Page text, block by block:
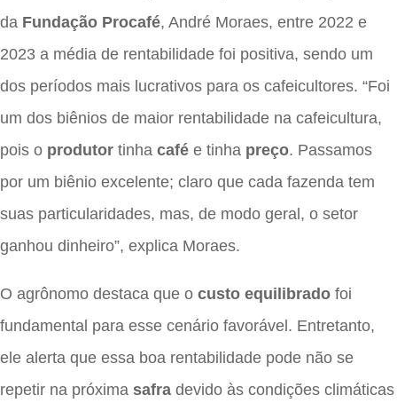
da Fundação Procafé, André Moraes, entre 2022 e
2023 a média de rentabilidade foi positiva, sendo um
dos períodos mais lucrativos para os cafeicultores. “Foi
um dos biênios de maior rentabilidade na cafeicultura,
pois o produtor tinha café e tinha preço. Passamos
por um biênio excelente; claro que cada fazenda tem
suas particularidades, mas, de modo geral, o setor
ganhou dinheiro”, explica Moraes.
O agrônomo destaca que o custo equilibrado foi
fundamental para esse cenário favorável. Entretanto,
ele alerta que essa boa rentabilidade pode não se
repetir na próxima safra devido às condições climáticas